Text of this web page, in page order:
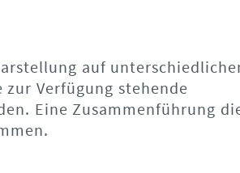
auf
Verfügung stehende
Eine Zusammenführung